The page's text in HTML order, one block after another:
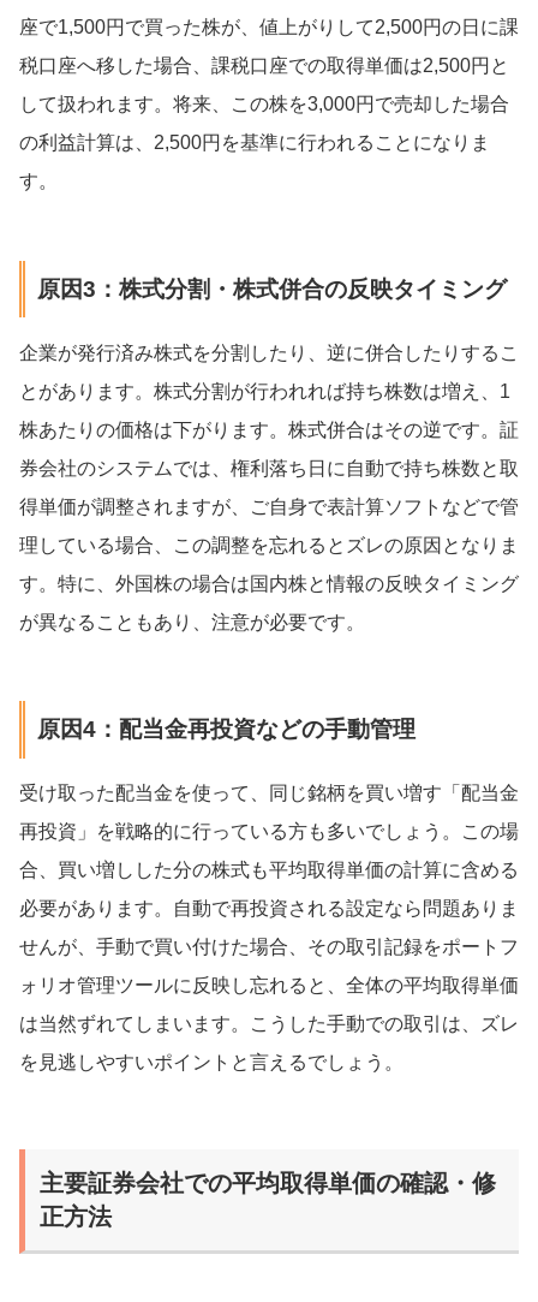
座で1,500円で買った株が、値上がりして2,500円の日に課
税口座へ移した場合、課税口座での取得単価は2,500円と
して扱われます。将来、この株を3,000円で売却した場合
の利益計算は、2,500円を基準に行われることになりま
す。
原因3：株式分割・株式併合の反映タイミング
企業が発行済み株式を分割したり、逆に併合したりするこ
とがあります。株式分割が行われれば持ち株数は増え、1
株あたりの価格は下がります。株式併合はその逆です。証
券会社のシステムでは、権利落ち日に自動で持ち株数と取
得単価が調整されますが、ご自身で表計算ソフトなどで管
理している場合、この調整を忘れるとズレの原因となりま
す。特に、外国株の場合は国内株と情報の反映タイミング
が異なることもあり、注意が必要です。
原因4：配当金再投資などの手動管理
受け取った配当金を使って、同じ銘柄を買い増す「配当金
再投資」を戦略的に行っている方も多いでしょう。この場
合、買い増しした分の株式も平均取得単価の計算に含める
必要があります。自動で再投資される設定なら問題ありま
せんが、手動で買い付けた場合、その取引記録をポートフ
ォリオ管理ツールに反映し忘れると、全体の平均取得単価
は当然ずれてしまいます。こうした手動での取引は、ズレ
を見逃しやすいポイントと言えるでしょう。
主要証券会社での平均取得単価の確認・修
正方法